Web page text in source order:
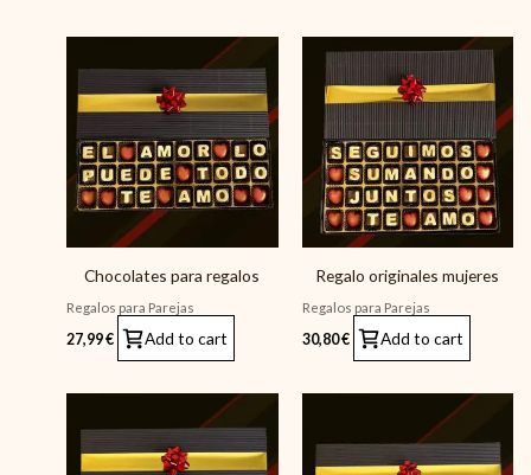
Chocolates para regalos
Regalos para Parejas
27,99€ Add to cart
Regalo originales mujeres
Regalos para Parejas
30,80€ Add to cart